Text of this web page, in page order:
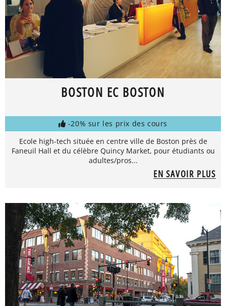
BOSTON EC BOSTON
-20% sur les prix des cours
Ecole high-tech située en centre ville de Boston près de
Faneuil Hall et du célèbre Quincy Market, pour étudiants ou
adultes/pros...
EN SAVOIR PLUS